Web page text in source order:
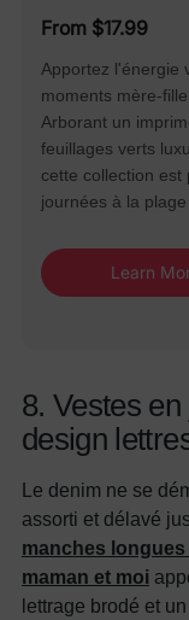
From $17.99
Apportez l'énergie
moments mère-
Arborant un
feuillages verts
cette collection est
journées à la
Learn
8. Vestes
design
Le denim ne se
assorti et délavé
manches
maman et moi
lettrage brodé et